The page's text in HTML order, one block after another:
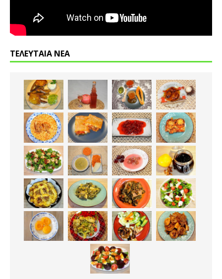
ΤΕΛΕΥΤΑΙΑ ΝΕΑ